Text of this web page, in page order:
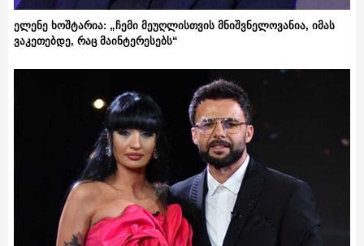
ელენე ხოშტარია: „ჩემი მეუღლისთვის მნიშვნელოვანია, იმას
ვაკეთებდე, რაც მაინტერესებს“